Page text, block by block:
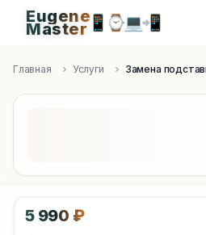
Apple Diagnostics &
Eugene
Master📱 ⌚💻📲
Главная Услуги
5 990 ₽